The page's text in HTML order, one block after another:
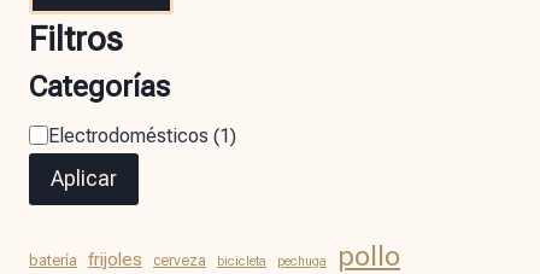
Filtros
Categorías
Electrodomésticos (1)
Aplicar
batería frijoles cerveza bicicleta pechuga pollo